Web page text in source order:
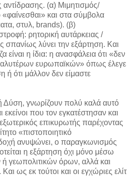
(α) Μιμητισμός/
και στα σύμβολα
στυλ, brands). (β)
ρητορική αυτάρκειας /
λύνει την εξάρτηση. Και
είναι η ίδια: η ανασφάλεια ότι «δεν
ευρωπαϊκών» όπως έλεγε
ή ότι μάλλον δεν είμαστε
γνωρίζουν πολύ καλά αυτό
εκείνοι που τον εγκατέστησαν και
επικυρωτής παρέχοντας
«πιστοποιητικό
ανυψώνει, ο παραγκωνισμός
η εξάρτηση όχι μόνο μέσω
ή γεωπολιτικών όρων, αλλά και
ως εκ τούτοι και οι εγχώριες ελίτ